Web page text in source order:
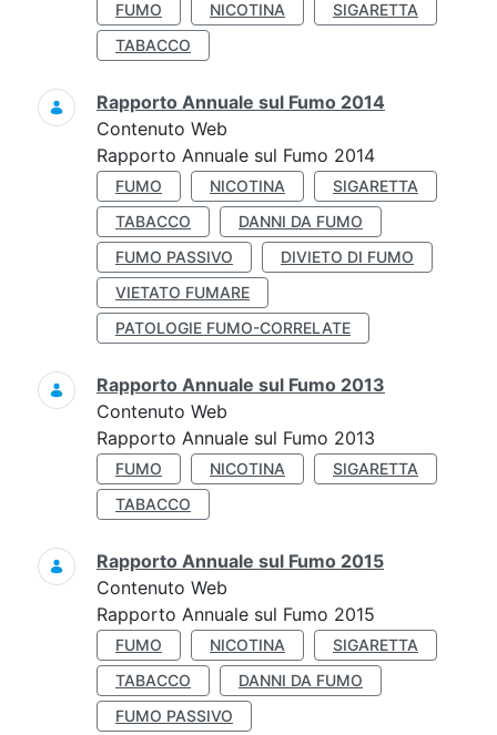
FUMO NICOTINA
SIGARETTA
TABACCO
Rapporto Annuale sul Fumo 2014
Contenuto Web
Rapporto Annuale sul Fumo 2014
FUMO NICOTINA
SIGARETTA
TABACCO
DANNI DA FUMO
FUMO PASSIVO
DIVIETO DI FUMO
VIETATO FUMARE
PATOLOGIE FUMO-CORRELATE
Rapporto Annuale sul Fumo 2013
Contenuto Web
Rapporto Annuale sul Fumo 2013
FUMO NICOTINA
SIGARETTA
TABACCO
Rapporto Annuale sul Fumo 2015
Contenuto Web
Rapporto Annuale sul Fumo 2015
FUMO NICOTINA
SIGARETTA
TABACCO
DANNI DA FUMO
FUMO PASSIVO